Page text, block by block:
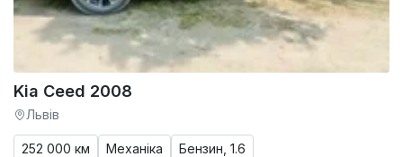
Kia Ceed 2008
Львів
252 000 км Механіка Бензин, 1.6